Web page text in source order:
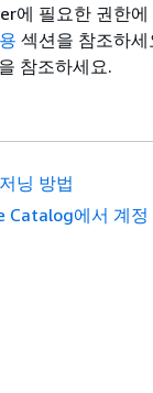
에 필요한 권한
섹션을 참조하
참조하세요.
닝 방법
Catalog에서 계정